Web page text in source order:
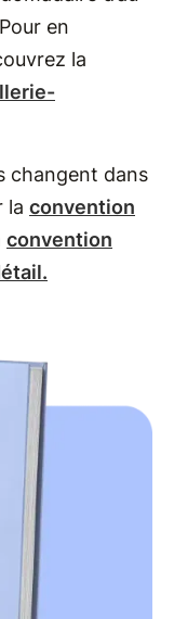
en
la
changent dans
la convention
convention